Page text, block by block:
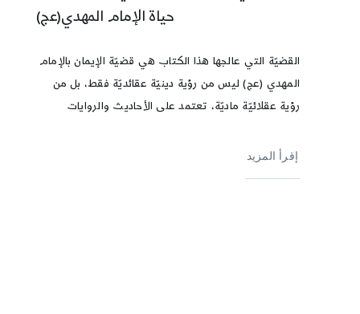
حياة الإمام المهدي(عج)
القضيّة التي عالجها هذا الكتاب هي قضيّة الإيمان بالإمام
المهدي (عج) ليس من رؤية دينيّة عقائديّة فقط، بل من
رؤية عقلائيّة ماديّة، تعتمد على الأحاديث والروايات
إقرأ المزيد